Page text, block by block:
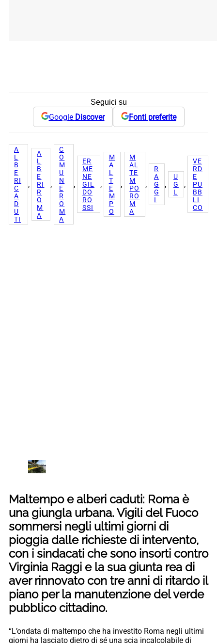
Seguici su
Google Discover Fonti preferite
A
L
B
E
RI
C
A
D
U
TI
,
A
L
B
E
RI
R
O
M
A
,
C
O
M
U
N
E
R
O
M
A
,
ER
ME
NE
GIL
DO
RO
SSI
,
M
A
L
T
E
M
P
O
,
M
AL
TE
M
PO
RO
M
A
,
R
A
G
G
I
,
U
G
L
,
VE
RD
E
PU
BB
LI
CO
Maltempo e alberi caduti: Roma è
una giungla urbana. Vigili del Fuoco
sommersi negli ultimi giorni di
pioggia dalle richieste di intervento,
con i sindacati che sono insorti contro
Virginia Raggi e la sua giunta rea di
aver rinnovato con tre anni di ritardo il
piano per la manutenzione del verde
pubblico cittadino.
“L’ondata di maltempo che ha investito Roma negli ultimi
giorni ha lasciato dietro di sé una scia incalcolabile di